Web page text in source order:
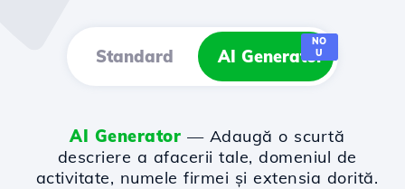
Standard AI Generator
NO
U
AI Generator — Adaugă o scurtă
descriere a afacerii tale, domeniul de
activitate, numele firmei și extensia dorită.